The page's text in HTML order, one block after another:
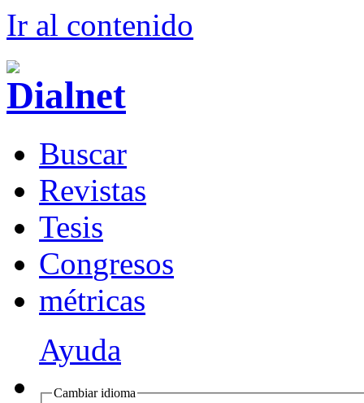
Ir al contenido
Buscar
Revistas
Tesis
Congresos
métricas
Ayuda
Cambiar idioma